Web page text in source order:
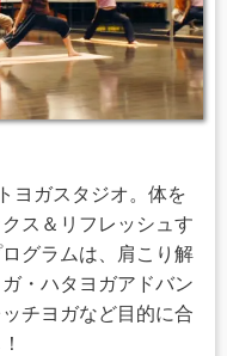
ヨガスタジオ。体を
ス＆リフレッシュす
グラムは、肩こり解
・ハタヨガアドバン
チヨガなど目的に合